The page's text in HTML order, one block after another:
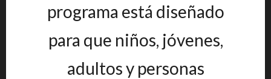
programa está diseñado
para que niños, jóvenes,
adultos y personas